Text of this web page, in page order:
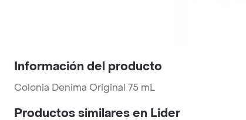
Información del producto
Colonia Denima Original 75 mL
Productos similares en Lider